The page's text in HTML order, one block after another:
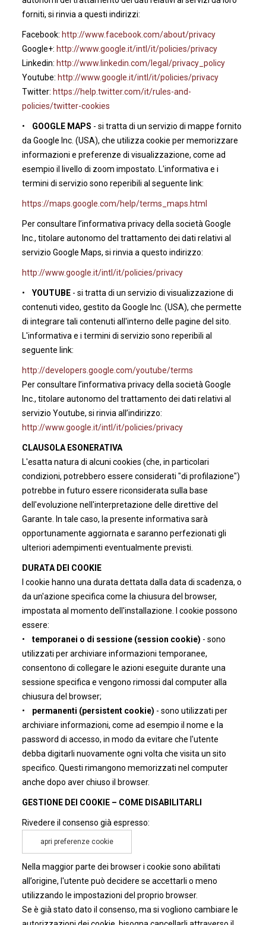
forniti, si rinvia a questi indirizzi:
Facebook: http://www.facebook.com/about/privacy
Google+: http://www.google.it/intl/it/policies/privacy
Linkedin: http://www.linkedin.com/legal/privacy_policy
Youtube: http://www.google.it/intl/it/policies/privacy
Twitter: https://help.twitter.com/it/rules-and-
policies/twitter-cookies
• GOOGLE MAPS - si tratta di un servizio di mappe fornito
da Google Inc. (USA), che utilizza cookie per memorizzare
informazioni e preferenze di visualizzazione, come ad
esempio il livello di zoom impostato. L'informativa e i
termini di servizio sono reperibili al seguente link:
https://maps.google.com/help/terms_maps.html
Per consultare l’informativa privacy della società Google
Inc., titolare autonomo del trattamento dei dati relativi al
servizio Google Maps, si rinvia a questo indirizzo:
http://www.google.it/intl/it/policies/privacy
•YOUTUBE - si tratta di un servizio di visualizzazione di
contenuti video, gestito da Google Inc. (USA), che permette
di integrare tali contenuti all'interno delle pagine del sito.
L'informativa e i termini di servizio sono reperibili al
seguente link:
http://developers.google.com/youtube/terms
Per consultare l’informativa privacy della società Google
Inc., titolare autonomo del trattamento dei dati relativi al
servizio Youtube, si rinvia all’indirizzo:
http://www.google.it/intl/it/policies/privacy
CLAUSOLA ESONERATIVA
L'esatta natura di alcuni cookies (che, in particolari
condizioni, potrebbero essere considerati "di profilazione")
potrebbe in futuro essere riconsiderata sulla base
dell'evoluzione nell'interpretazione delle direttive del
Garante. In tale caso, la presente informativa sarà
opportunamente aggiornata e saranno perfezionati gli
ulteriori adempimenti eventualmente previsti.
DURATA DEI COOKIE
I cookie hanno una durata dettata dalla data di scadenza, o
da un'azione specifica come la chiusura del browser,
impostata al momento dell'installazione. I cookie possono
essere:
•
temporanei o di sessione (session cookie) - sono
utilizzati per archiviare informazioni temporanee,
consentono di collegare le azioni eseguite durante una
sessione specifica e vengono rimossi dal computer alla
chiusura del browser;
• permanenti (persistent cookie) - sono utilizzati per
archiviare informazioni, come ad esempio il nome e la
password di accesso, in modo da evitare che l'utente
debba digitarli nuovamente ogni volta che visita un sito
specifico. Questi rimangono memorizzati nel computer
anche dopo aver chiuso il browser.
GESTIONE DEI COOKIE – COME DISABILITARLI
Rivedere il consenso già espresso:
apri preferenze cookie
Nella maggior parte dei browser i cookie sono abilitati
all’origine, l'utente può decidere se accettarli o meno
utilizzando le impostazioni del proprio browser.
Se è già stato dato il consenso, ma si vogliono cambiare le